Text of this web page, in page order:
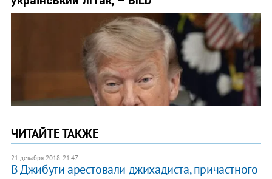
ЧИТАЙТЕ ТАКЖЕ
21 декабря 2018, 21:47
В Джибути арестовали джихадиста, причастного